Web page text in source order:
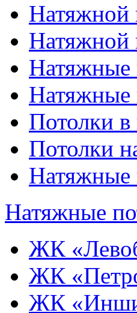
Натяжной
Натяжной
Натяжные
Натяжные
Потолки в
Потолки
Натяжные
Натяжные
ЖК
ЖК
ЖК